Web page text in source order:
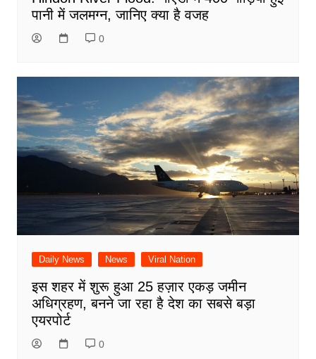
पानी में जलमग्न, जानिए क्या है वजह
0
Daily News News Viral Nation
इस शहर में शुरू हुआ 25 हज़ार एकड़ जमीन
अधिग्रहण, बनने जा रहा है देश का सबसे बड़ा
एयरपोर्ट
0